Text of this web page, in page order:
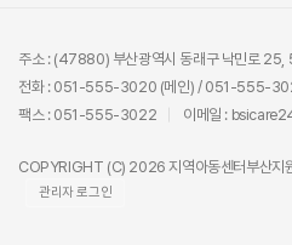
주소 : (47880) 부산광역시 동래구 낙민로 25,
전화 : 051-555-3020 (메인) / 051-555-
팩스 : 051-555-3022
이메일 :
COPYRIGHT (C) 2026 지역아동센터부산지
관리자 로그인